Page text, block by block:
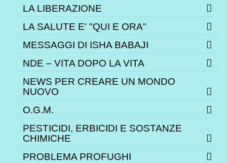
LA LIBERAZIONE
LA SALUTE E' "QUI E ORA"
MESSAGGI DI ISHA BABAJI
NDE – VITA DOPO LA VITA
NEWS PER CREARE UN MONDO
NUOVO
O.G.M.
PESTICIDI, ERBICIDI E SOSTANZE
CHIMICHE
PROBLEMA PROFUGHI